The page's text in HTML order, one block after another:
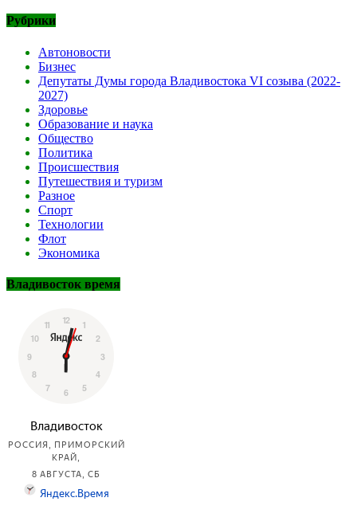
Рубрики
Автоновости
Бизнес
Депутаты Думы города Владивостока VI созыва (2022-
2027)
Здоровье
Образование и наука
Общество
Политика
Происшествия
Путешествия и туризм
Разное
Спорт
Технологии
Флот
Экономика
Владивосток время